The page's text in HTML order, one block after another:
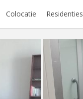
Colocatie Residenties